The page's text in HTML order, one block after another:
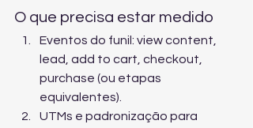
O que precisa estar medido
Eventos do funil: view content,
lead, add to cart, checkout,
purchase (ou etapas
equivalentes).
UTMs e padronização para